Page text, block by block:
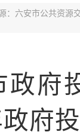
： 六安市公共资源
政府
府